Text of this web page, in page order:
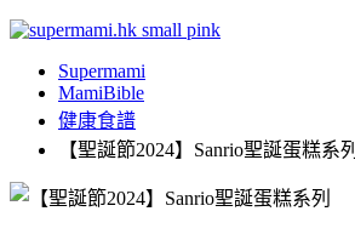
Supermami
MamiBible
健康食譜
【聖誕節2024】Sanrio聖誕蛋糕系列